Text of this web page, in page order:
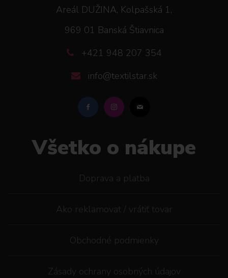
Areál DUŽINA, Kolpašská 1,
969 01 Banská Štiavnica
+421 948 207 354
info@textilstar.sk
Všetko o nákupe
Doprava a platba
Ako reklamovat / vrátiť tovar
Obchodné podmienky
Zásady ochrany osobných údajov